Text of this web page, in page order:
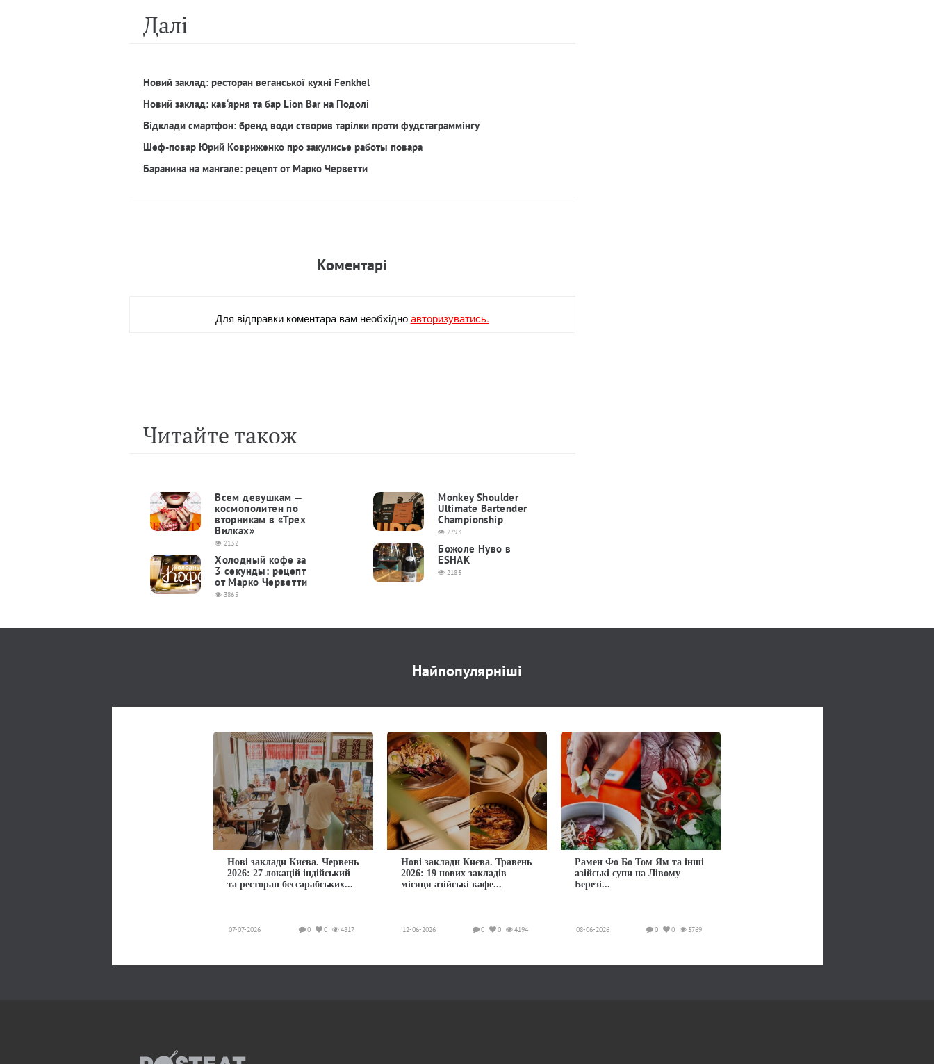
Далi
Новий заклад: ресторан веганської кухні Fenkhel
Новий заклад: кав‘ярня та бар Lion Bar на Подолі
Відклади смартфон: бренд води створив тарілки проти фудстаграммінгу
Шеф-повар Юрий Ковриженко про закулисье работы повара
Баранина на мангале: рецепт от Марко Черветти
Коментарi
Для вiдправки коментара вам необхiдноавторизуватись.
Читайте також
Всем девушкам —
космополитен по
вторникам в «Трех
Вилках»
2132
Холодный кофе за
3 секунды: рецепт
от Марко Черветти
3865
Monkey Shoulder
Ultimate Bartender
Championship
2793
Божоле Нуво в
ESHAK
2183
Найпопулярніші
Нові заклади Києва. Червень
2026: 27 локацій індійський
та ресторан бессарабських...
07-07-2026 4817
0
0
Нові заклади Києва. Травень
2026: 19 нових закладів
місяця азійські кафе...
12-06-2026 4194
0
0
Рамен Фо Бо Том Ям та інші
азійські супи на Лівому
Березі...
08-06-2026 3769
0
0